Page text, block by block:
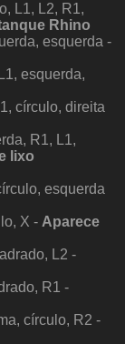
L1, L2, R1,
Rhino
esquerda -
esquerda,
círculo, direita
R1, L1,
lixo
esquerda
X - Aparece
L2 -
R1 -
círculo, R2 -